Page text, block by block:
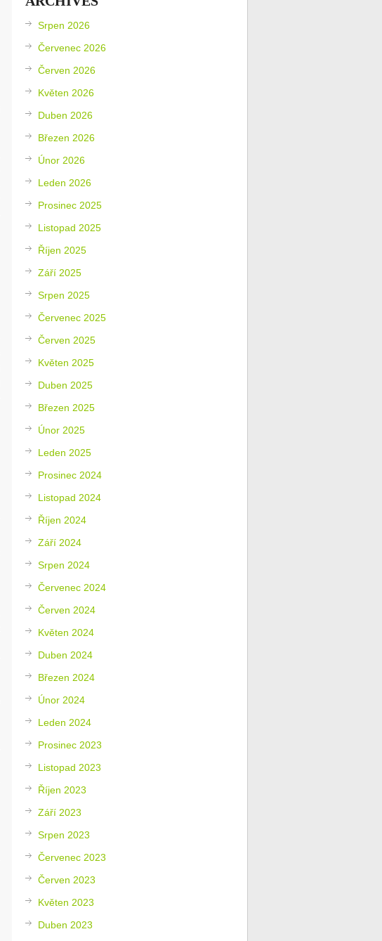
Srpen 2026
Červenec 2026
Červen 2026
Květen 2026
Duben 2026
Březen 2026
Únor 2026
Leden 2026
Prosinec 2025
Listopad 2025
Říjen 2025
Září 2025
Srpen 2025
Červenec 2025
Červen 2025
Květen 2025
Duben 2025
Březen 2025
Únor 2025
Leden 2025
Prosinec 2024
Listopad 2024
Říjen 2024
Září 2024
Srpen 2024
Červenec 2024
Červen 2024
Květen 2024
Duben 2024
Březen 2024
Únor 2024
Leden 2024
Prosinec 2023
Listopad 2023
Říjen 2023
Září 2023
Srpen 2023
Červenec 2023
Červen 2023
Květen 2023
Duben 2023